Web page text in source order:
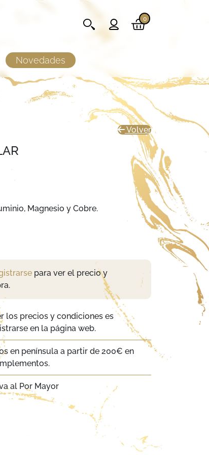
0
Novedades
Volver
Magnesio y Cobre.
para ver el precio y
los precios y condiciones es
en la página web.
en península a partir de 200€ en
al Por Mayor